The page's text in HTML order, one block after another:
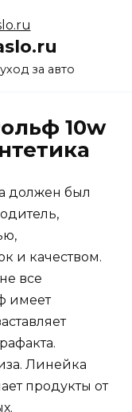
за авто
10w
должен был
и качеством.
все
имеет
Линейка
продукты от